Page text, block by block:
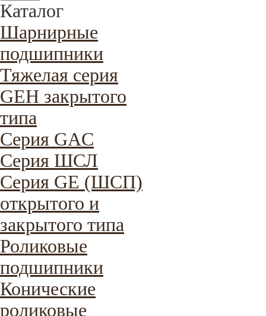
Каталог
Шарнирные
подшипники
Тяжелая серия
GEH закрытого
типа
Серия GAC
Cерия ШСЛ
Серия GE (ШСП)
открытого и
закрытого типа
Роликовые
подшипники
Конические
роликовые